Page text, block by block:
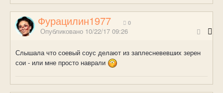
Фурацилин1977 0
Опубликовано 10/22/17 09:26
Слышала что соевый соус делают из заплесневевших зерен
сои - или мне просто наврали